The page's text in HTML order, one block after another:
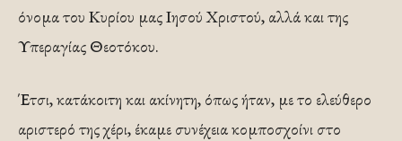
όνομα του Κυρίου μας Ιησού Χριστού, αλλά και της
Υπεραγίας Θεοτόκου.
Έτσι, κατάκοιτη και ακίνητη, όπως ήταν, με το ελεύθερο
αριστερό της χέρι, έκαμε συνέχεια κομποσχοίνι στο